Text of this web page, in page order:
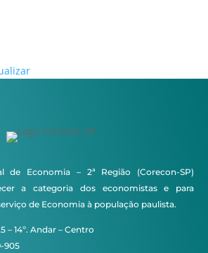
de Economia – 2ª Região (Corecon-SP)
a categoria dos economistas e para
de Economia à população paulista.
– 14º. Andar – Centro
905